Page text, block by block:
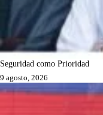
Seguridad como Prioridad
9 agosto, 2026